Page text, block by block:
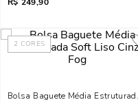
2 CORES
Bolsa Baguete Média